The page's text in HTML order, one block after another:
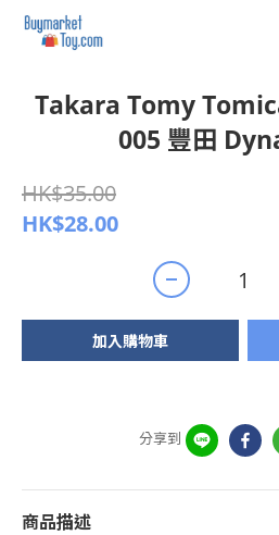
Takara Tomy
005 豐田
HK$35.00
HK$28.00
加入購物車
分享到
商品描述